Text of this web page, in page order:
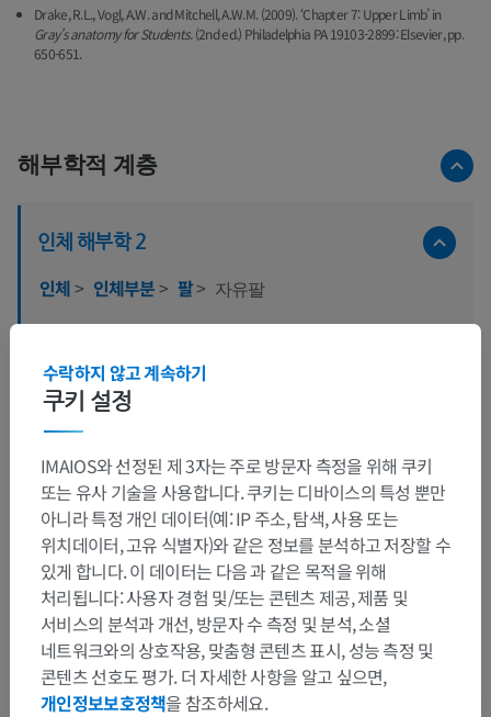
Drake, R.L., Vogl, A.W. and Mitchell, A.W.M. (2009). ‘Chapter 7: Upper Limb’ in
Gray’s anatomy for Students.(2nd ed.) Philadelphia PA 19103-2899: Elsevier, pp.
650-651.
해부학적 계층
인체 해부학 2
인체> 인체부분> 팔> 자유팔
위팔
팔꿉
아래팔
손목
손
인체 해부학 1
동물 비교 해부학
쿠키 설정
수락하지 않고 계속하기
IMAIOS와 선정된 제 3자는 주로 방문자 측정을 위해 쿠키
또는 유사 기술을 사용합니다. 쿠키는 디바이스의 특성 뿐만
아니라 특정 개인 데이터(예: IP 주소, 탐색, 사용 또는
위치데이터, 고유 식별자)와 같은 정보를 분석하고 저장할 수
있게 합니다. 이 데이터는 다음 과 같은 목적을 위해
처리됩니다: 사용자 경험 및/또는 콘텐츠 제공, 제품 및
서비스의 분석과 개선, 방문자 수 측정 및 분석, 소셜
네트워크와의 상호작용, 맞춤형 콘텐츠 표시, 성능 측정 및
콘텐츠 선호도 평가. 더 자세한 사항을 알고 싶으면,
개인정보보호정책을 참조하세요.